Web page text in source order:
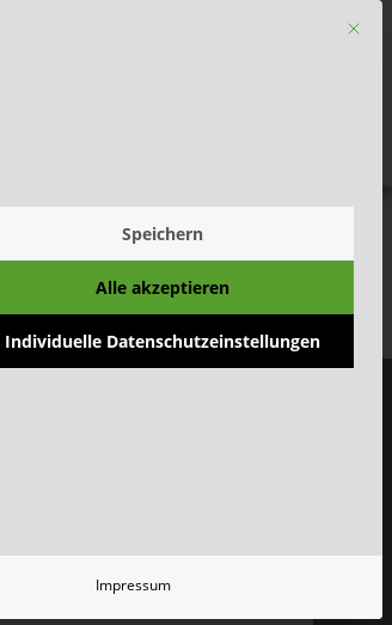
Mit
erste Service-Gruppe
Speichern
Alle akzeptieren
Individuelle Datenschutzeinstellungen
Impressum